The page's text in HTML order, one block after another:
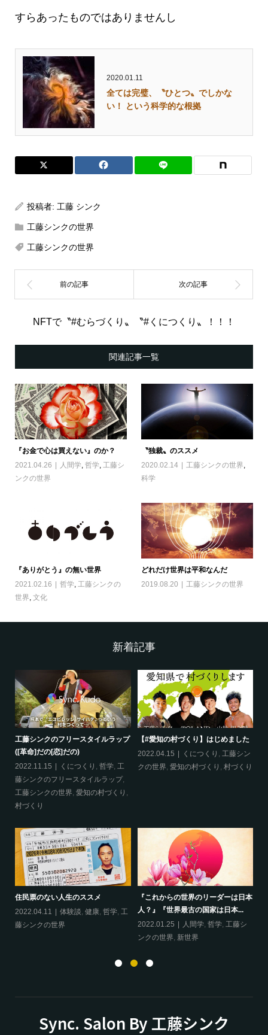
すらあったものではありませんし
2020.01.11
全ては完璧、〝ひとつ〟でしかな
い！ という科学的な根拠
投稿者: 工藤 シンク
工藤シンクの世界
工藤シンクの世界
NFTで〝#むらづくり〟〝#くにつくり〟！！！
関連記事一覧
『お金で心は買えない』のか？
2021.04.26
人間学, 哲学, 工藤シ
ンクの世界
〝独裁〟のススメ
2020.02.14
工藤シンクの世界,
科学
『ありがとう』の無い世界
2021.02.16
哲学, 工藤シンクの
世界, 文化
どれだけ世界は平和なんだ
2019.08.20
工藤シンクの世界
新着記事
工藤シンクのフリースタイルラップ
([革命]だの[恋]だの)
2022.11.15
くにつくり , 哲学, 工
藤シンクのフリースタイルラップ,
工藤シンクの世界, 愛知の村づくり ,
村づくり
【#愛知の村づくり】はじめました
2022.04.15
くにつくり , 工藤シン
クの世界, 愛知の村づくり , 村づくり
住民票のない人生のススメ
2022.04.11
体験談, 健康, 哲学, 工
藤シンクの世界
『これからの世界のリーダーは日本
人？』『世界最古の国家は日本...
2022.01.25
人間学, 哲学, 工藤シ
ンクの世界, 新世界
Sync. Salon By 工藤シンク